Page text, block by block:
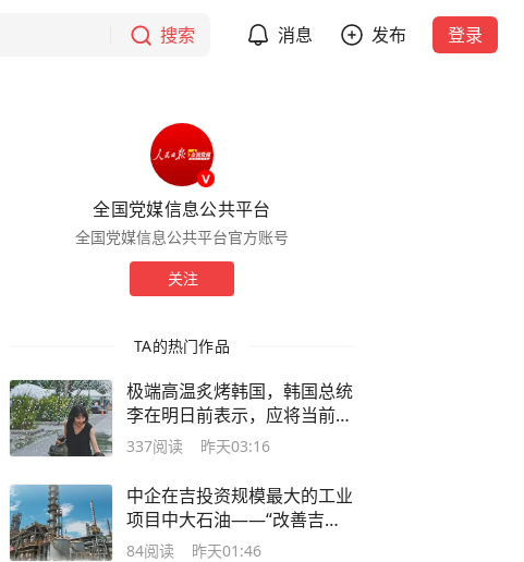
搜索 消息 发布 登录
全国党媒信息公共平台
全国党媒信息公共平台官方账号
关注
TA的热门作品
极端高温炙烤韩国，韩国总统
李在明日前表示，应将当前状
况视为“国家灾难事态”
337阅读 昨天03:16
中企在吉投资规模最大的工业
项目中大石油——“改善吉尔
吉斯斯坦油品质量，提升生产
84阅读 昨天01:46